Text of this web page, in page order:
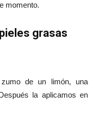
momento.
grasas
de un limón, una
la aplicamos en